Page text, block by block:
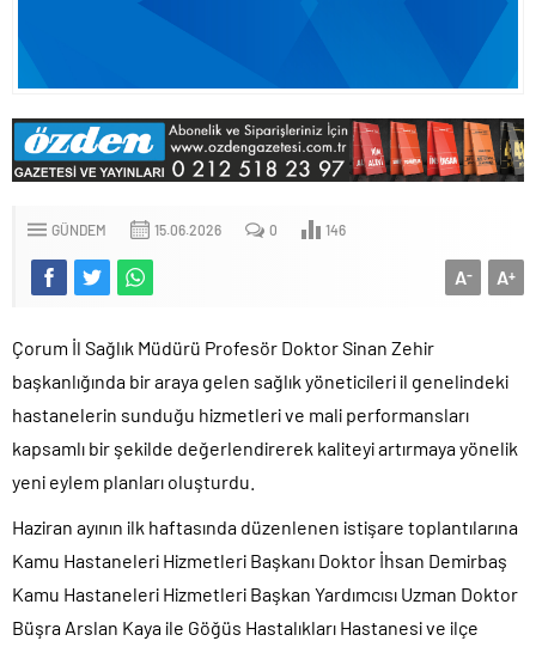
GÜNDEM 15.06.2026 0 146
A+
A-
Çorum İl Sağlık Müdürü Profesör Doktor Sinan Zehir
başkanlığında bir araya gelen sağlık yöneticileri il genelindeki
hastanelerin sunduğu hizmetleri ve mali performansları
kapsamlı bir şekilde değerlendirerek kaliteyi artırmaya yönelik
yeni eylem planları oluşturdu.
Haziran ayının ilk haftasında düzenlenen istişare toplantılarına
Kamu Hastaneleri Hizmetleri Başkanı Doktor İhsan Demirbaş
Kamu Hastaneleri Hizmetleri Başkan Yardımcısı Uzman Doktor
Büşra Arslan Kaya ile Göğüs Hastalıkları Hastanesi ve ilçe